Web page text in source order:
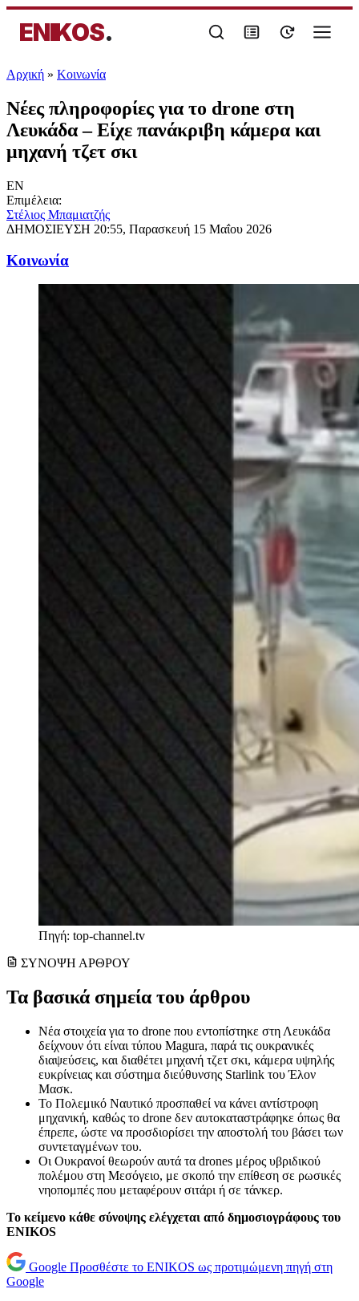
ENIKOS.
Αρχική » Κοινωνία
Νέες πληροφορίες για το drone στη
Λευκάδα – Είχε πανάκριβη κάμερα και
μηχανή τζετ σκι
EN
Επιμέλεια:
Στέλιος Μπαμιατζής
ΔΗΜΟΣΙΕΥΣΗ 20:55, Παρασκευή 15 Μαΐου 2026
Κοινωνία
Πηγή: top-channel.tv
ΣΥΝΟΨΗ ΑΡΘΡΟΥ
Τα βασικά σημεία του άρθρου
Νέα στοιχεία για το drone που εντοπίστηκε στη Λευκάδα
δείχνουν ότι είναι τύπου Magura, παρά τις ουκρανικές
διαψεύσεις, και διαθέτει μηχανή τζετ σκι, κάμερα υψηλής
ευκρίνειας και σύστημα διεύθυνσης Starlink του Έλον
Μασκ.
Το Πολεμικό Ναυτικό προσπαθεί να κάνει αντίστροφη
μηχανική, καθώς το drone δεν αυτοκαταστράφηκε όπως θα
έπρεπε, ώστε να προσδιορίσει την αποστολή του βάσει των
συντεταγμένων του.
Οι Ουκρανοί θεωρούν αυτά τα drones μέρος υβριδικού
πολέμου στη Μεσόγειο, με σκοπό την επίθεση σε ρωσικές
νηοπομπές που μεταφέρουν σιτάρι ή σε τάνκερ.
Το κείμενο κάθε σύνοψης ελέγχεται από δημοσιογράφους του
ENIKOS
Google Προσθέστε το ENIKOS ως προτιμώμενη πηγή στη
Google